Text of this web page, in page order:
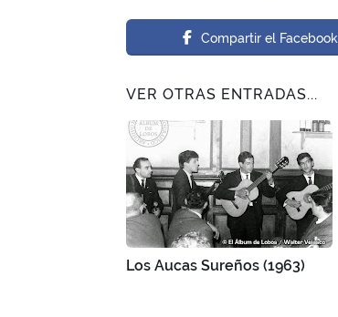
Compartir el Facebook
VER OTRAS ENTRADAS...
Los Aucas Sureños (1963)